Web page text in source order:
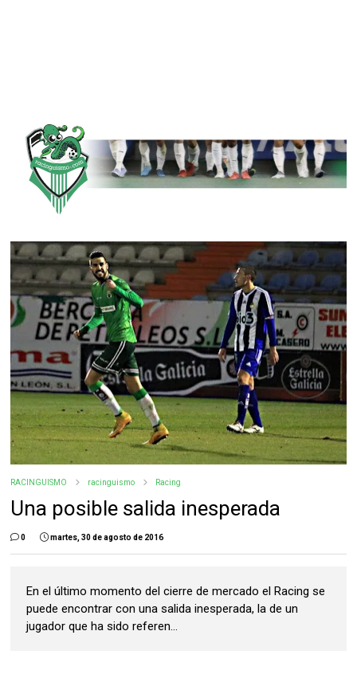
RACINGUISMO racinguismo Racing
Una posible salida inesperada
0 martes, 30 de agosto de 2016
En el último momento del cierre de mercado el Racing se
puede encontrar con una salida inesperada, la de un
jugador que ha sido referen...